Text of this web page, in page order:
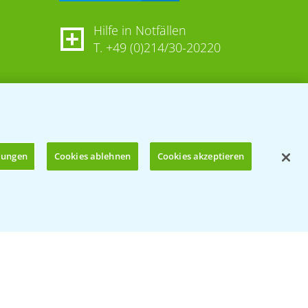
Hilfe in Notfällen
T. +49 (0)214/30-20220
Cookies ablehnen Cookies akzeptieren